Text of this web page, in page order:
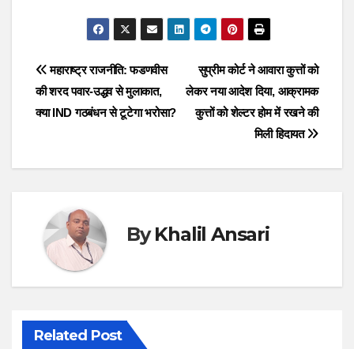
Post
navigation
सुप्रीम कोर्ट ने आवारा कुत्तों को
लेकर नया आदेश दिया, आक्रामक
कुत्तों को शेल्टर होम में रखने की
मिली हिदायत
महाराष्ट्र राजनीति: फडणवीस
की शरद पवार-उद्धव से मुलाकात,
क्या IND गठबंधन से टूटेगा भरोसा?
ByKhalil Ansari
Related Post